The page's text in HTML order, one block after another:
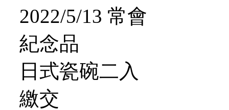
2022/5/13 常會
紀念品
日式瓷碗二入
繳交